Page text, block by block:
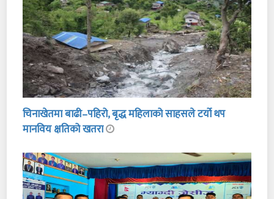
चिनाखेतमा बाढी–पहिरो, बृद्ध महिलाको साहसले टर्यो थप
मानविय क्षतिको खतरा